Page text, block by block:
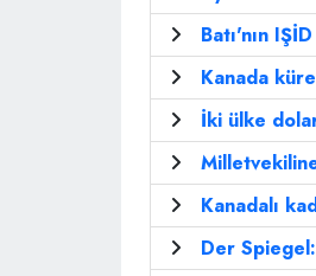
Batı'nın
Kanada
İki ülke
Kanadalı
Der